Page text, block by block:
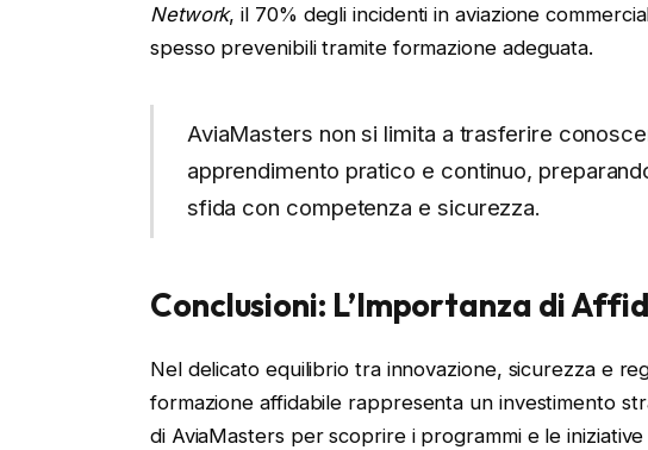
Network, il 70% degli incidenti in aviazione
spesso prevenibili tramite formazione adeguata.
AviaMasters non si limita a trasferire
apprendimento pratico e continuo,
sfida con competenza e sicurezza.
Conclusioni: L’Importanza di
Nel delicato equilibrio tra innovazione, sicurezza e
formazione affidabile rappresenta un investimento
di AviaMasters per scoprire i programmi e le